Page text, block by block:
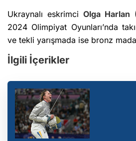
Ukraynalı eskrimci Olga Harlan
2024 Olimpiyat Oyunları’nda
ve tekli yarışmada ise bronz
İlgili İçerikler